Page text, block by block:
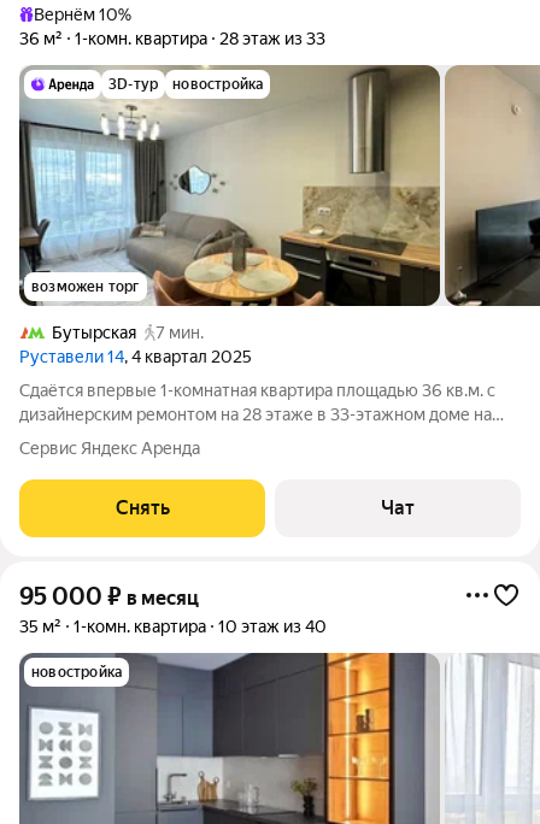
Вернём 10%
36 м²
1-комн. квартира 28 этаж из 33
3D-тур новостройка
возможен торг
Бутырская
7 мин.
Руставели 14, 4 квартал 2025
Сдаётся впервые 1-комнатная квартира площадью 36 кв.м. с
дизайнерским ремонтом на 28 этаже в 33-этажном доме на
срок от 11 месяцев. Из техники есть: Телевизор Духовой шкаф
Стиральная машина Холодильник Посудомоечная машина
Сервис Яндекс Аренда
Снять Чат
95 000 ₽ в месяц
35 м² 1-комн. квартира 10 этаж из 40
новостройка